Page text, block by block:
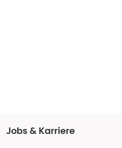
Jobs & Karriere